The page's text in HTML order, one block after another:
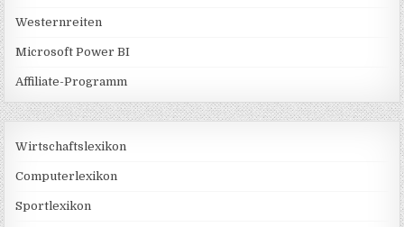
Westernreiten
Microsoft Power BI
Affiliate-Programm
Wirtschaftslexikon
Computerlexikon
Sportlexikon